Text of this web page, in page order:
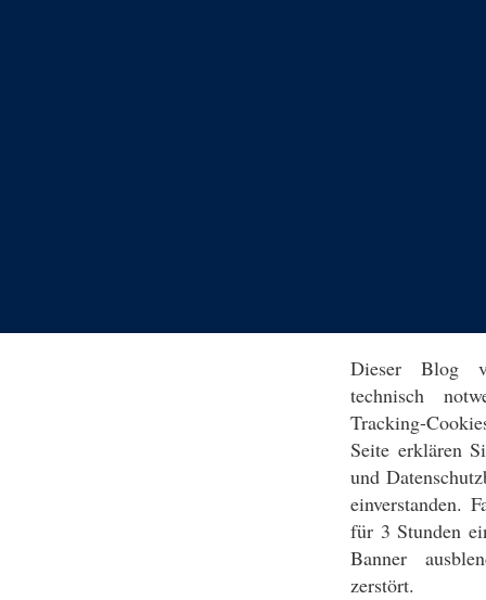
Dieser Blog
technisch
Tracking-
Seite erklären
und
einverstanden.
für 3 Stunden
Banner
zerstört.